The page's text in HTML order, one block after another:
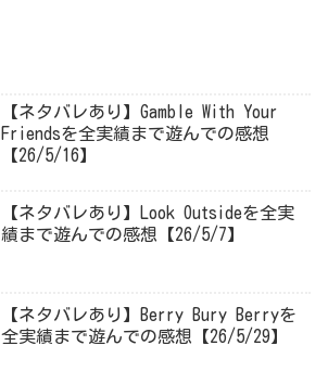
【ネタバレあり】Gamble With Your
Friendsを全実績まで遊んでの感想
【26/5/16】
【ネタバレあり】Look Outsideを全実
績まで遊んでの感想【26/5/7】
【ネタバレあり】Berry Bury Berryを
全実績まで遊んでの感想【26/5/29】